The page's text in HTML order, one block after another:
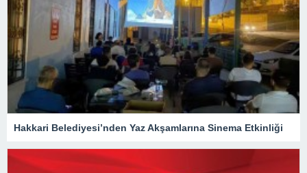
Hakkari Belediyesi’nden Yaz Akşamlarına Sinema Etkinliği